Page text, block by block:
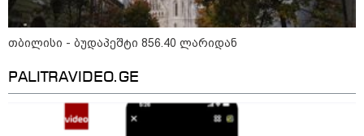
"საქართველო გადავარჩინეთ,
რადგან რუსეთმა ვერ მიაღწია
ვერცერთ სტრატეგიულ მიზანს" -
რას წერს სააკაშვილი აგვისტოს
09:00 / 07-08-2026
18 წელი აგვისტოს ომიდან -
თბილისი - ბუდაპეშტი 856.40 ლარიდან
PALITRAVIDEO.GE